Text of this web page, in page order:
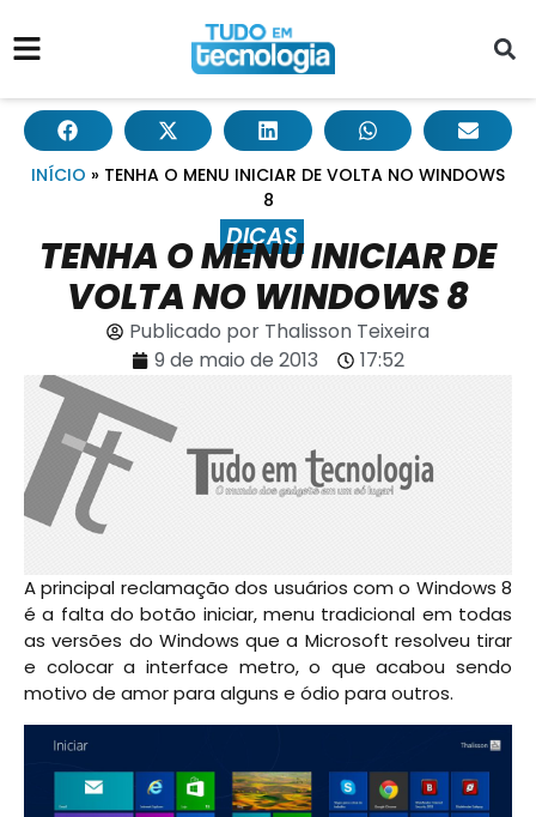
INÍCIO » TENHA O MENU INICIAR DE VOLTA NO WINDOWS
8
DICAS
TENHA O MENU INICIAR DE
VOLTA NO WINDOWS 8
Publicado por Thalisson Teixeira
9 de maio de 2013
17:52
A principal reclamação dos usuários com o Windows 8
é a falta do botão iniciar, menu tradicional em todas
as versões do Windows que a Microsoft resolveu tirar
e colocar a interface metro, o que acabou sendo
motivo de amor para alguns e ódio para outros.